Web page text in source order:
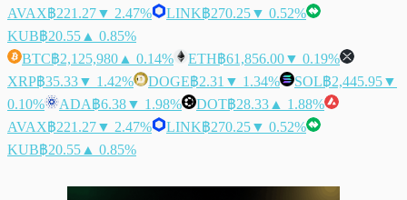
AVAX฿221.27▼ 2.47% LINK฿270.25▼ 0.52%
KUB฿20.55 ▲ 0.85%
BTC฿2,125,980 ▲ 0.14% ETH฿61,856.00▼ 0.19%
XRP฿35.33▼ 1.42% DOGE฿2.31 ▼ 1.34% SOL฿2,445.95▼
0.10%
ADA฿6.38▼ 1.98% DOT฿28.33 ▲ 1.88%
AVAX฿221.27▼ 2.47% LINK฿270.25▼ 0.52%
KUB฿20.55 ▲ 0.85%